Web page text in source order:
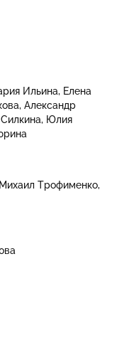
Ильина Елена
Александр
Юлия
Михаил Трофименко